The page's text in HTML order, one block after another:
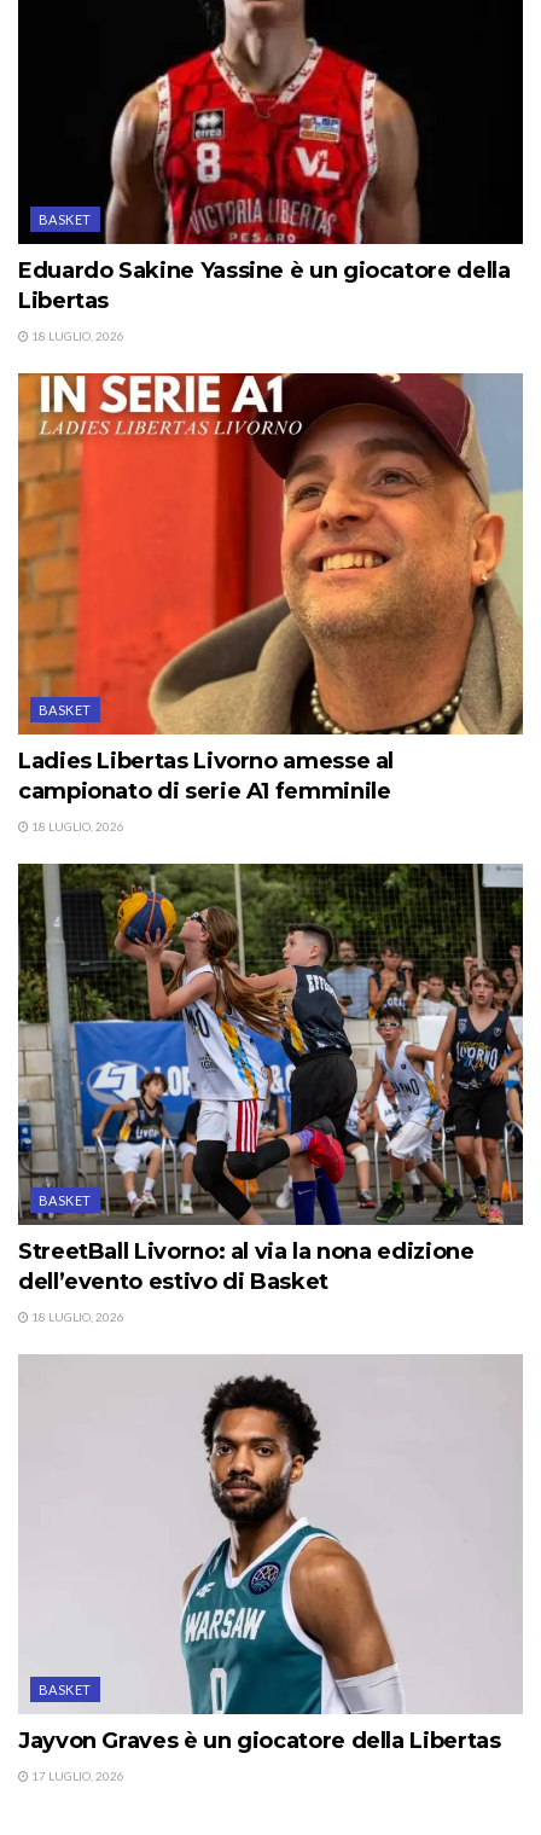
BASKET
Eduardo Sakine Yassine è un giocatore della
Libertas
18 LUGLIO, 2026
BASKET
Ladies Libertas Livorno amesse al
campionato di serie A1 femminile
18 LUGLIO, 2026
BASKET
StreetBall Livorno: al via la nona edizione
dell’evento estivo di Basket
18 LUGLIO, 2026
BASKET
Jayvon Graves è un giocatore della Libertas
17 LUGLIO, 2026